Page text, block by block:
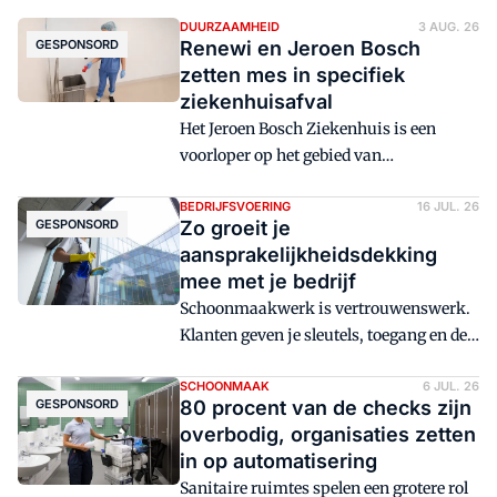
GESPONSORD
DUURZAAMHEID 3 AUG. 26
Renewi en Jeroen Bosch
zetten mes in specifiek
ziekenhuisafval
Het Jeroen Bosch Ziekenhuis is een
voorloper op het gebied van
hospitaal in 's-Hertogenbosch in liefst
zestig verschillende stromen. Dit jaar is,
samen met Renewi, met succes het mes
gezet in de meeste kostbare soort:
specifiek ziekenhuisafval. Welke lessen
kunnen andere ziekenhuizen hieruit
GESPONSORD
BEDRIJFSVOERING 16 JUL. 26
Zo groeit je
aansprakelijkheidsdekking
mee met je bedrijf
Schoonmaakwerk is vertrouwenswerk.
Klanten geven je sleutels, toegang en de
werken. Wie dat vak serieus neemt,
neemt ook de financiële kant serieus.
Een goede
bedrijfsaansprakelijkheidsverzekering
GESPONSORD
SCHOONMAAK 6 JUL. 26
80 procent van de checks zijn
overbodig, organisaties zetten
in op automatisering
Sanitaire ruimtes spelen een grotere rol